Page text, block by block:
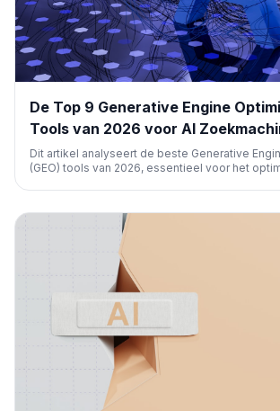
De Top 9 Generative Engine
Tools van 2026 voor AI
Dit artikel analyseert de beste Generative
(GEO) tools van 2026, essentieel voor het
concurrentieanalyse en contentoptimalisatie